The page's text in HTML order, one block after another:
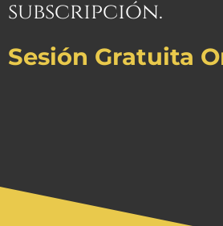
subscripción.
Sesión Gratuita